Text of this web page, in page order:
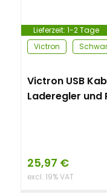
Lieferzeit: 1-2 Tage
Victron
Victron USB
Laderegler und
25,97 €
excl. 19% VAT